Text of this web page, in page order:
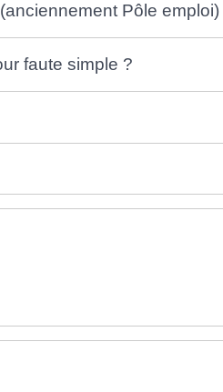
Pôle
faute simple ?